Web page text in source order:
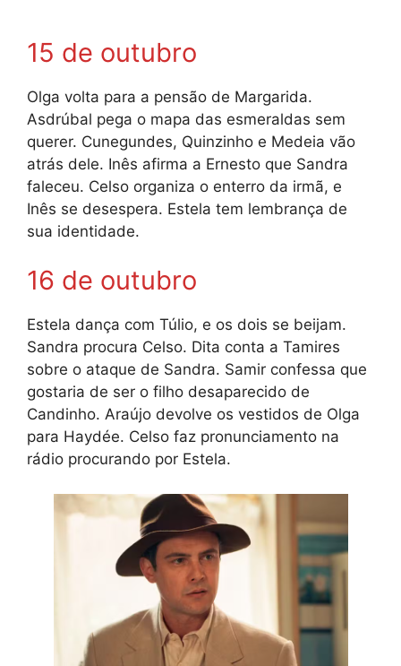
15 de outubro
Olga volta para a pensão de Margarida.
Asdrúbal pega o mapa das esmeraldas sem
querer. Cunegundes, Quinzinho e Medeia vão
atrás dele. Inês afirma a Ernesto que Sandra
faleceu. Celso organiza o enterro da irmã, e
Inês se desespera. Estela tem lembrança de
sua identidade.
16 de outubro
Estela dança com Túlio, e os dois se beijam.
Sandra procura Celso. Dita conta a Tamires
sobre o ataque de Sandra. Samir confessa que
gostaria de ser o filho desaparecido de
Candinho. Araújo devolve os vestidos de Olga
para Haydée. Celso faz pronunciamento na
rádio procurando por Estela.